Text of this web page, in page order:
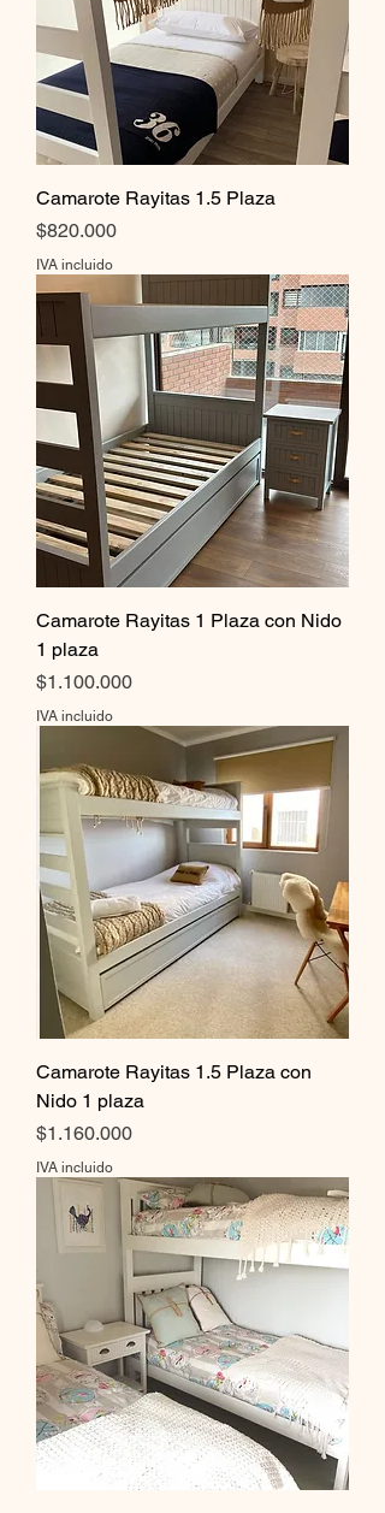
Camarote Rayitas 1.5 Plaza
Precio
$820.000
IVA incluido
Camarote Rayitas 1 Plaza con Nido
1 plaza
Precio
$1.100.000
IVA incluido
Camarote Rayitas 1.5 Plaza con
Nido 1 plaza
Precio
$1.160.000
IVA incluido